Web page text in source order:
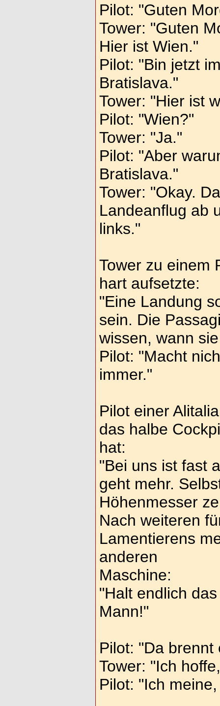
Pilot: "Guten
Tower: "Guten
Hier ist Wien."
Pilot: "Bin jetzt
Bratislava."
Tower: "Hier ist
Pilot: "Wien?"
Tower: "Ja."
Pilot: "Aber
Bratislava."
Tower: "Okay.
Landeanflug ab
links."
Tower zu einem
hart aufsetzte:
"Eine Landung
sein. Die
wissen, wann
Pilot: "Macht
immer."
Pilot einer
das halbe
hat:
"Bei uns ist fast
geht mehr.
Höhenmesser
Nach weiteren
Lamentierens
anderen
Maschine:
"Halt endlich
Mann!"
Pilot: "Da
Tower: "Ich
Pilot: "Ich